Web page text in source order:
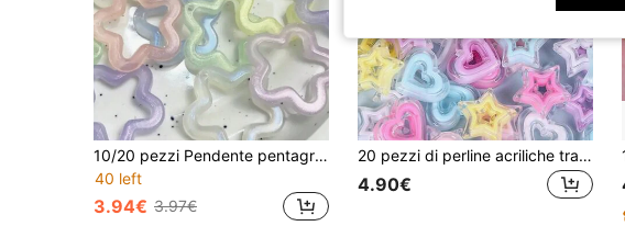
10/20 pezzi Pendente pentagramma cavo luminoso da 30mm, Pendente a stella acrilica colorata, Perline sciolte Pentagramma per collana orecchini portachiavi fai da te
40 left
3.94€ 3.97€
20 pezzi di perline acriliche trasparenti a forma di cuore e stella con fori, accessori fai-da-te per charm di telefono
4.90€